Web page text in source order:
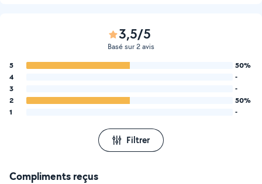
3,5/5
Basé sur 2 avis
5
50%
4
-
3
-
2
50%
1
-
Filtrer
Compliments reçus